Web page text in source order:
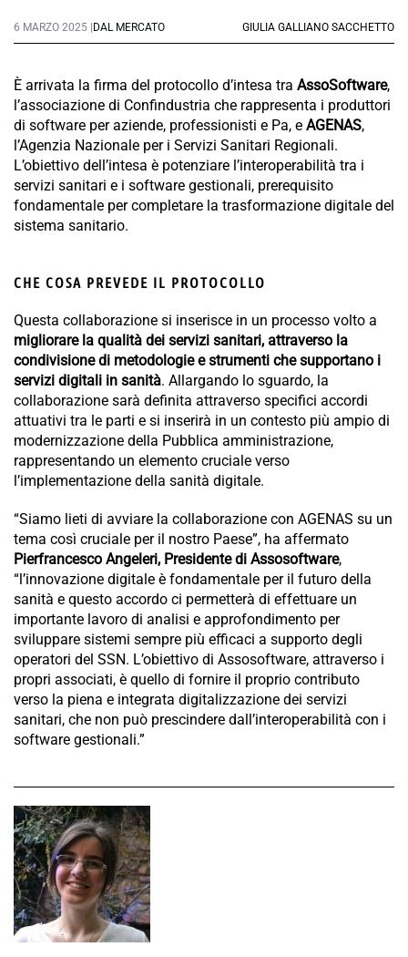
6 MARZO 2025 | DAL MERCATO GIULIA GALLIANO SACCHETTO
È arrivata la firma del protocollo d’intesa tra AssoSoftware,
l’associazione di Confindustria che rappresenta i produttori
di software per aziende, professionisti e Pa, e AGENAS,
l’Agenzia Nazionale per i Servizi Sanitari Regionali.
L’obiettivo dell’intesa è potenziare l’interoperabilità tra i
servizi sanitari e i software gestionali, prerequisito
fondamentale per completare la trasformazione digitale del
sistema sanitario.
CHE COSA PREVEDE IL PROTOCOLLO
Questa collaborazione si inserisce in un processo volto a
migliorare la qualità dei servizi sanitari, attraverso la
condivisione di metodologie e strumenti che supportano i
servizi digitali in sanità. Allargando lo sguardo, la
collaborazione sarà definita attraverso specifici accordi
attuativi tra le parti e si inserirà in un contesto più ampio di
modernizzazione della Pubblica amministrazione,
rappresentando un elemento cruciale verso
l’implementazione della sanità digitale.
“Siamo lieti di avviare la collaborazione con AGENAS su un
tema così cruciale per il nostro Paese”, ha affermato
Pierfrancesco Angeleri, Presidente di Assosoftware,
“l’innovazione digitale è fondamentale per il futuro della
sanità e questo accordo ci permetterà di effettuare un
importante lavoro di analisi e approfondimento per
sviluppare sistemi sempre più efficaci a supporto degli
operatori del SSN. L’obiettivo di Assosoftware, attraverso i
propri associati, è quello di fornire il proprio contributo
verso la piena e integrata digitalizzazione dei servizi
sanitari, che non può prescindere dall’interoperabilità con i
software gestionali.”